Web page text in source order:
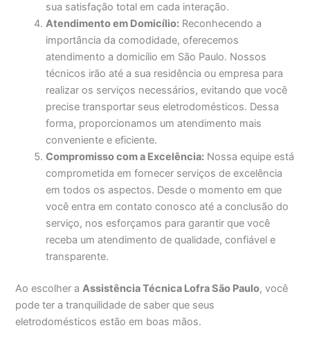
sua satisfação total em cada interação.
Atendimento em Domicílio: Reconhecendo a
importância da comodidade, oferecemos
atendimento a domicílio em São Paulo. Nossos
técnicos irão até a sua residência ou empresa para
realizar os serviços necessários, evitando que você
precise transportar seus eletrodomésticos. Dessa
forma, proporcionamos um atendimento mais
conveniente e eficiente.
Compromisso com a Excelência: Nossa equipe está
comprometida em fornecer serviços de excelência
em todos os aspectos. Desde o momento em que
você entra em contato conosco até a conclusão do
serviço, nos esforçamos para garantir que você
receba um atendimento de qualidade, confiável e
transparente.
Ao escolher aAssistência Técnica Lofra São Paulo, você
pode ter a tranquilidade de saber que seus
eletrodomésticos estão em boas mãos.